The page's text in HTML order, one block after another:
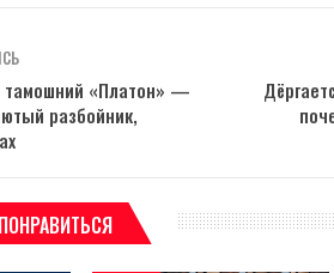
тамошний «Платон» —
разбойник,